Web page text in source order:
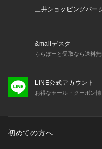
三井ショッピングパー
&mallデスク
ららぽーと受取なら送料
LINE公式アカウント
お得なセール・クーポン
初めての方へ